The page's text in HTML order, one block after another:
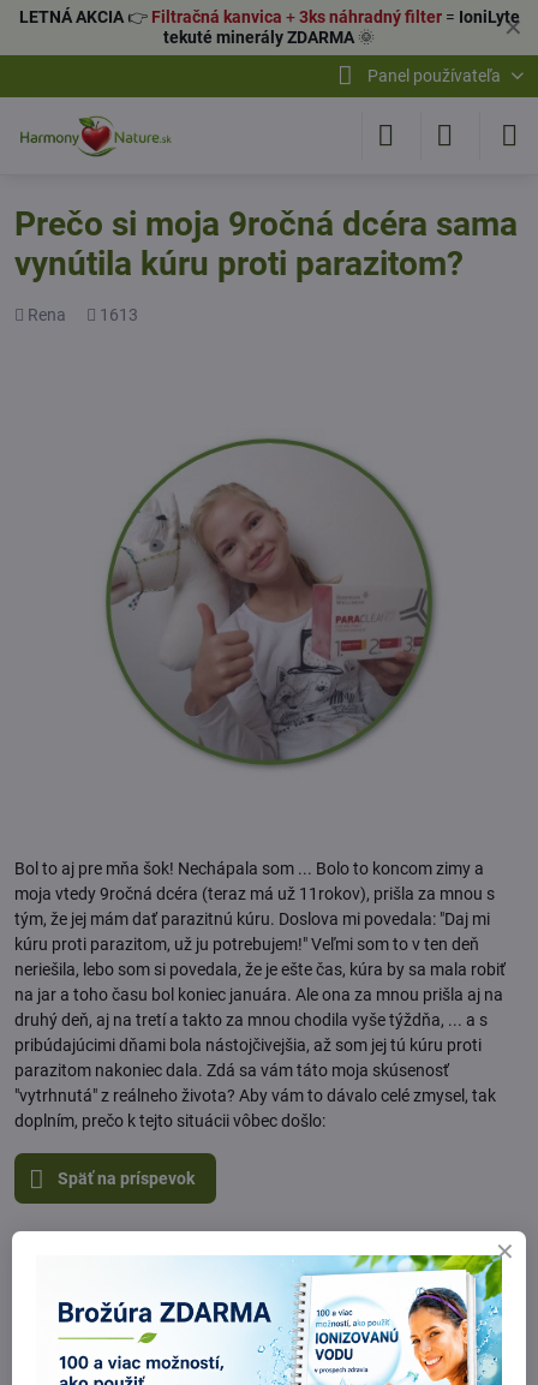
✕
LETNÁ AKCIA👉 Filtračná kanvica +3ks náhradný filter= IoniLyte
tekuté minerály ZDARMA 🌞
Panel používateľa
Prečo si moja 9ročná dcéra sama
vynútila kúru proti parazitom?
Pridal
Rena
Počet
1613
Bol to aj pre mňa šok! Nechápala som ... Bolo to koncom zimy a
moja vtedy 9ročná dcéra (teraz má už 11rokov), prišla za mnou s
tým, že jej mám dať parazitnú kúru. Doslova mi povedala: "Daj mi
kúru proti parazitom, už ju potrebujem!" Veľmi som to v ten deň
neriešila, lebo som si povedala, že je ešte čas, kúra by sa mala robiť
na jar a toho času bol koniec januára. Ale ona za mnou prišla aj na
druhý deň, aj na tretí a takto za mnou chodila vyše týždňa, ... a s
pribúdajúcimi dňami bola nástojčivejšia, až som jej tú kúru proti
parazitom nakoniec dala. Zdá sa vám táto moja skúsenosť
"vytrhnutá" z reálneho života? Aby vám to dávalo celé zmysel, tak
doplním, prečo k tejto situácii vôbec došlo:
Späť na príspevok
Komentáre (0)
Nový komentár
Názov: